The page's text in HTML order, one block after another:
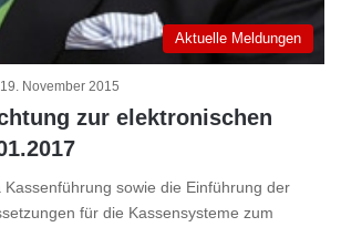
Aktuelle Meldungen
19. November 2015
zur elektronischen
Kassenführung sowie die Einführung der
für die Kassensysteme zum